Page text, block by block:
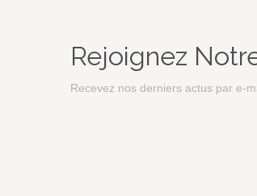
Rejoignez
Recevez nos derniers actus par e-